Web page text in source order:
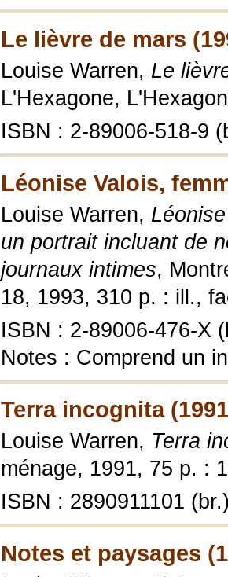
Le lièvre de mars
Louise Warren, Le
L'Hexagone,
ISBN : 2-89006-518-9
Léonise Valois,
Louise Warren,
un portrait incluant de
journaux intimes,
18, 1993, 310 p. : ill.,
ISBN : 2-89006-476-X
Notes : Comprend un
Terra incognita
Louise Warren, Terra
ménage, 1991, 75 p. :
ISBN : 2890911101
Notes et paysages